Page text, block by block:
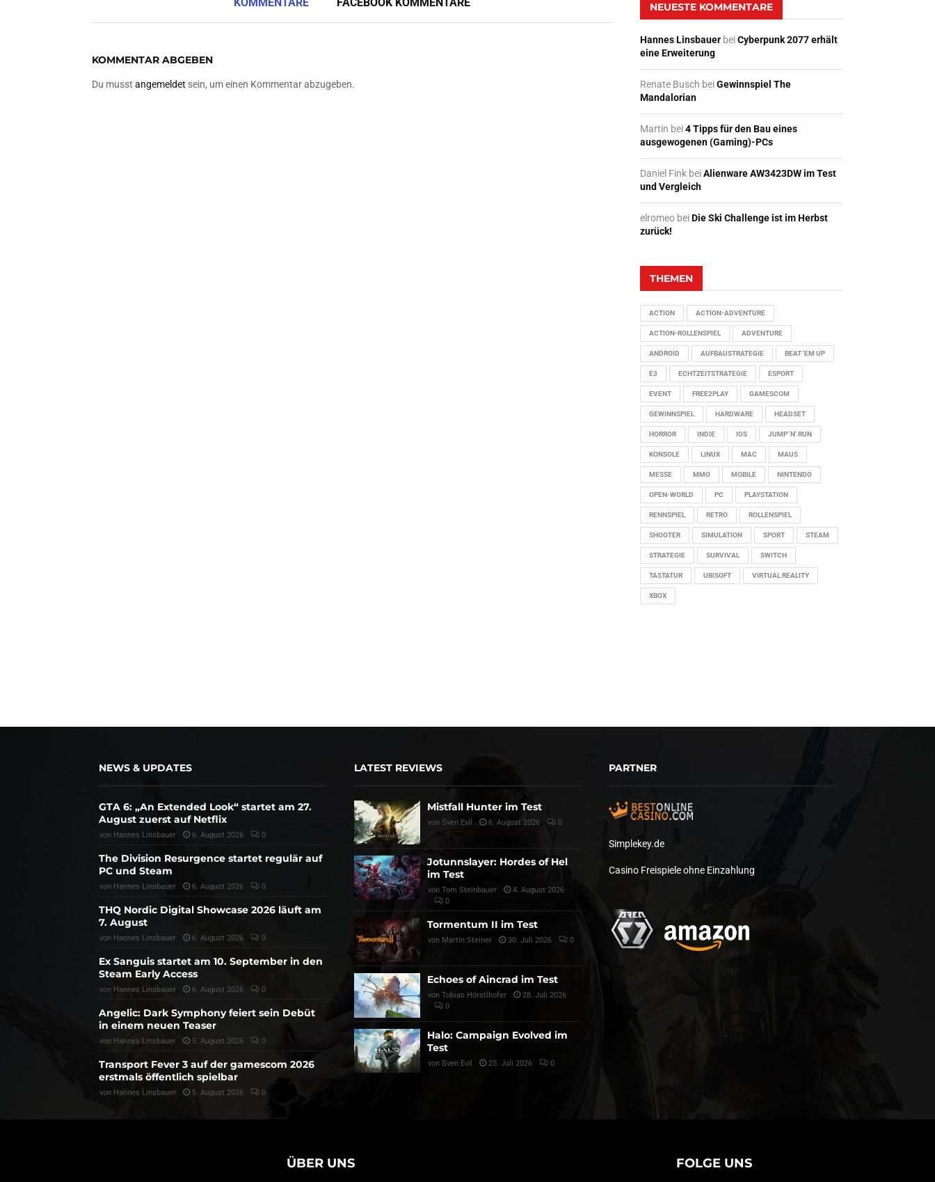
KOMMENTAR ABGEBEN
Du musst angemeldet sein, um einen Kommentar abzugeben.
NEUESTE KOMMENTARE
Hannes Linsbauer beiCyberpunk 2077 erhält
eine Erweiterung
Renate Busch beiGewinnspiel The
Mandalorian
Martin bei4 Tipps für den Bau eines
ausgewogenen (Gaming)-PCs
Daniel Fink beiAlienware AW3423DW im Test
und Vergleich
elromeo beiDie Ski Challenge ist im Herbst
zurück!
THEMEN
ACTION ACTION-ADVENTURE
ACTION-ROLLENSPIEL ADVENTURE
ANDROID AUFBAUSTRATEGIE BEAT 'EM UP
E3 ECHTZEITSTRATEGIE ESPORT
EVENT FREE2PLAY GAMESCOM
GEWINNSPIEL HARDWARE HEADSET
HORROR INDIE IOS JUMP 'N' RUN
KONSOLE LINUX MAC MAUS
MESSE MMO MOBILE NINTENDO
OPEN-WORLD PC PLAYSTATION
RENNSPIEL RETRO ROLLENSPIEL
SHOOTER SIMULATION SPORT STEAM
STRATEGIE SURVIVAL SWITCH
TASTATUR UBISOFT VIRTUAL REALITY
XBOX
NEWS & UPDATES
GTA 6: „An Extended Look“ startet am 27.
August zuerst auf Netflix
von Hannes Linsbauer 6. August 2026 0
The Division Resurgence startet regulär auf
PC und Steam
von Hannes Linsbauer 6. August 2026 0
THQ Nordic Digital Showcase 2026 läuft am
7. August
von Hannes Linsbauer 6. August 2026 0
Ex Sanguis startet am 10. September in den
Steam Early Access
von Hannes Linsbauer 6. August 2026 0
Angelic: Dark Symphony feiert sein Debüt
in einem neuen Teaser
von Hannes Linsbauer 5. August 2026 0
Transport Fever 3 auf der gamescom 2026
erstmals öffentlich spielbar
von Hannes Linsbauer 5. August 2026 0
LATEST REVIEWS
Mistfall Hunter im Test
von Sven Evil 6. August 2026 0
Jotunnslayer: Hordes of Hel
im Test
von Tom Steinbauer
4. August 2026
0
Tormentum II im Test
von Martin Steiner 30. Juli 2026 0
Echoes of Aincrad im Test
von Tobias Hörstlhofer
28. Juli 2026
0
Halo: Campaign Evolved im
Test
von Sven Evil 25. Juli 2026 0
PARTNER
Simplekey.de
Casino Freispiele ohne Einzahlung
ÜBER UNS FOLGE UNS